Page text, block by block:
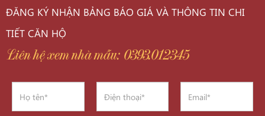
ĐĂNG KÝ NHẬN BẢNG BÁO GIÁ VÀ THÔNG TIN CHI
TIẾT CĂN HỘ
Liên hệ xem nhà mẫu: 0393.012345